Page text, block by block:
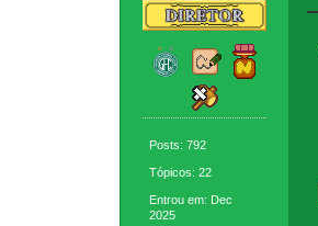
Posts: 792
Tópicos: 22
Entrou em: Dec
2025